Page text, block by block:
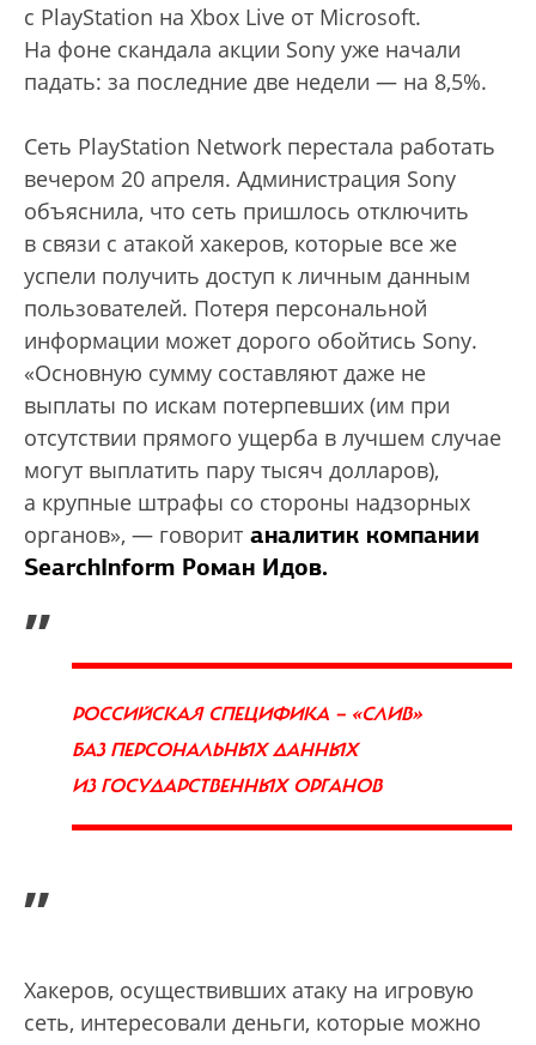
с PlayStation на Xbox Live от Microsoft.
На фоне скандала акции Sony уже начали
падать: за последние две недели — на 8,5%.
Сеть PlayStation Network перестала работать
вечером 20 апреля. Администрация Sony
объяснила, что сеть пришлось отключить
в связи с атакой хакеров, которые все же
успели получить доступ к личным данным
пользователей. Потеря персональной
информации может дорого обойтись Sony.
«Основную сумму составляют даже не
выплаты по искам потерпевших (им при
отсутствии прямого ущерба в лучшем случае
могут выплатить пару тысяч долларов),
а крупные штрафы со стороны надзорных
органов», — говорит аналитик компании
SearchInform Роман Идов.
„
РОССИЙСКАЯ СПЕЦИФИКА — «СЛИВ»
БАЗ ПЕРСОНАЛЬНЫХ ДАННЫХ
ИЗ ГОСУДАРСТВЕННЫХ ОРГАНОВ
”
Хакеров, осуществивших атаку на игровую
сеть, интересовали деньги, которые можно